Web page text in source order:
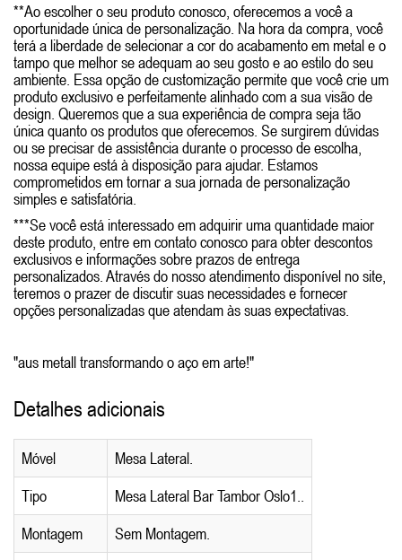
**Ao escolher o seu produto conosco, oferecemos a você a
oportunidade única de personalização. Na hora da compra, você
terá a liberdade de selecionar a cor do acabamento em metal e o
tampo que melhor se adequam ao seu gosto e ao estilo do seu
ambiente. Essa opção de customização permite que você crie um
produto exclusivo e perfeitamente alinhado com a sua visão de
design. Queremos que a sua experiência de compra seja tão
única quanto os produtos que oferecemos. Se surgirem dúvidas
ou se precisar de assistência durante o processo de escolha,
nossa equipe está à disposição para ajudar. Estamos
comprometidos em tornar a sua jornada de personalização
simples e satisfatória.
***Se você está interessado em adquirir uma quantidade maior
deste produto, entre em contato conosco para obter descontos
exclusivos e informações sobre prazos de entrega
personalizados. Através do nosso atendimento disponível no site,
teremos o prazer de discutir suas necessidades e fornecer
opções personalizadas que atendam às suas expectativas.
"aus metall transformando o aço em arte!"
Detalhes adicionais
Móvel
Mesa Lateral.
Tipo
Mesa Lateral Bar Tambor Oslo1..
Montagem
Sem Montagem.